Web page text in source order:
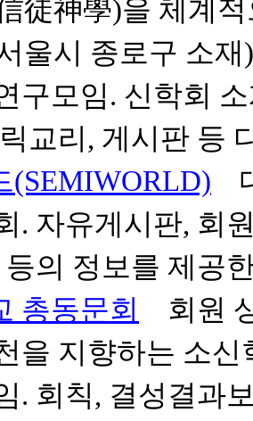
徒神學)을 체계
울시 종로구 소
구모임. 신학회
교리, 게시판 등
(SEMIWORLD)
. 자유게시판, 회
등의 정보를 제공
총동문회
회원
을 지향하는 소
. 회칙, 결성결과